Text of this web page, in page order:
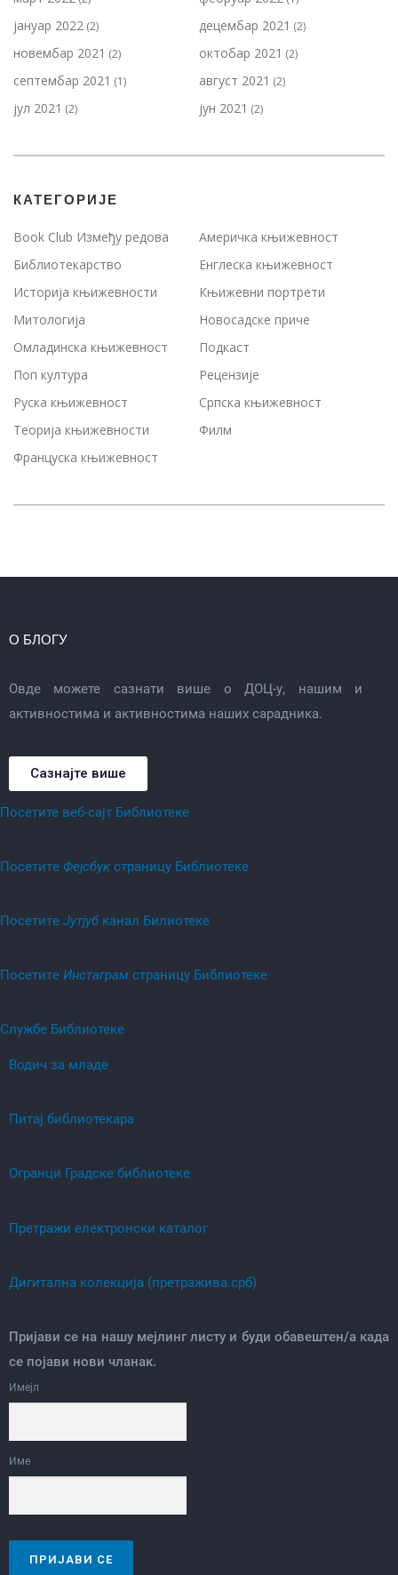
јануар 2022 (2) децембар 2021 (2)
новембар 2021 (2) октобар 2021 (2)
септембар 2021 (1) август 2021 (2)
јул 2021 (2) јун 2021 (2)
КАТЕГОРИЈЕ
Book Club Између редова
Америчка књижевност
Библиотекарство
Енглеска књижевност
Историја књижевности
Књижевни портрети
Митологија
Новосадске приче
Омладинска књижевност
Подкаст
Поп култура
Рецензије
Руска књижевност
Српска књижевност
Теорија књижевности
Филм
Француска књижевност
О БЛОГУ
Овде можете сазнати више о ДОЦ-у, нашим и
активностима и активностима наших сарадника.
Сазнајте више
Посетите веб-сајт Библиотеке
Посетитe Фејсбук страницу Библиотеке
Посетитe Јутјуб канал Билиотеке
Посетитe Инстаграм страницу Библиотеке
Службе Библиотеке
Водич за младе
Питај библиотекара
Огранци Градске библиотеке
Претражи електронски каталог
Дигитална колекција (претражива.срб)
Пријави се на нашу мејлинг листу и буди обавештен/а када
се појави нови чланак.
Имејл
Име